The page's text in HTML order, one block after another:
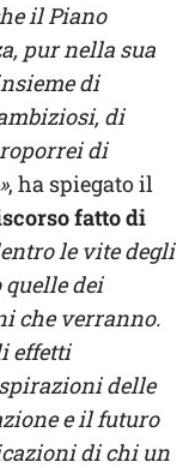
il Piano
pur nella sua
di
di
di
, ha spiegato il
fatto di
le vite degli
dei
che verranno.
effetti
delle
e il futuro
di chi un